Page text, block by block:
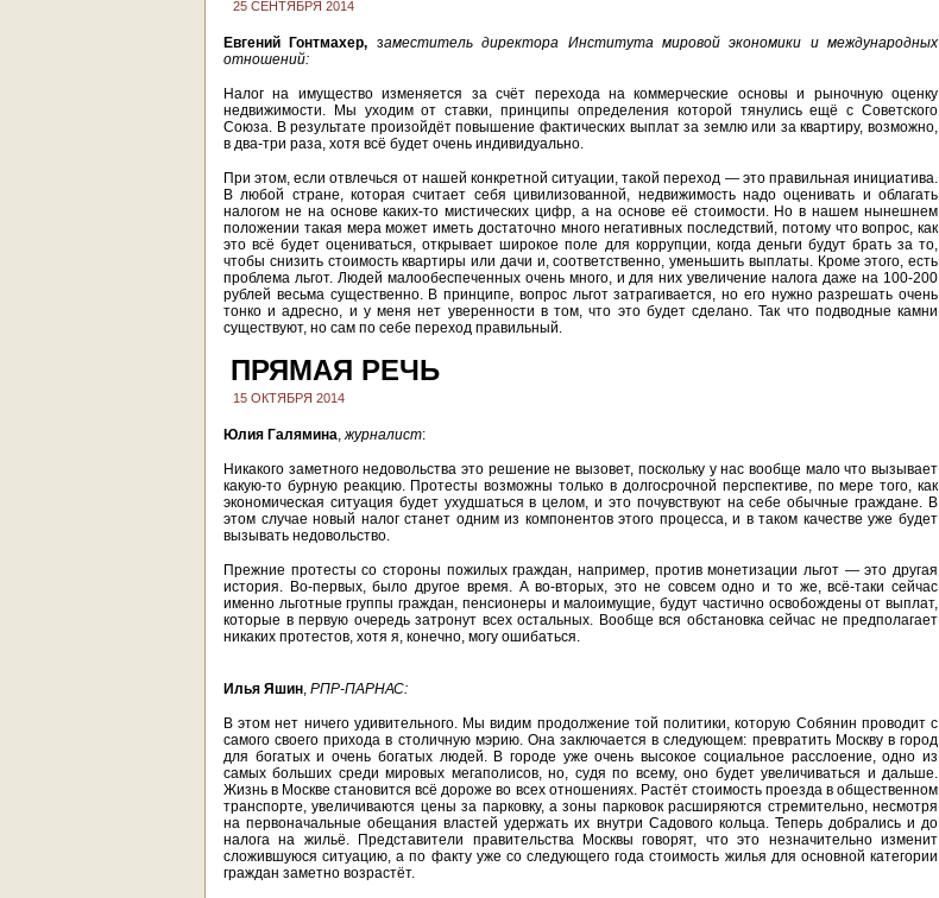
25 СЕНТЯБРЯ 2014
Евгений Гонтмахер, заместитель директора Института мировой экономики и международных
отношений:
Налог на имущество изменяется за счёт перехода на коммерческие основы и рыночную оценку
недвижимости. Мы уходим от ставки, принципы определения которой тянулись ещё с Советского
Союза. В результате произойдёт повышение фактических выплат за землю или за квартиру, возможно,
в два-три раза, хотя всё будет очень индивидуально.
При этом, если отвлечься от нашей конкретной ситуации, такой переход — это правильная инициатива.
В любой стране, которая считает себя цивилизованной, недвижимость надо оценивать и облагать
налогом не на основе каких-то мистических цифр, а на основе её стоимости. Но в нашем нынешнем
положении такая мера может иметь достаточно много негативных последствий, потому что вопрос, как
это всё будет оцениваться, открывает широкое поле для коррупции, когда деньги будут брать за то,
чтобы снизить стоимость квартиры или дачи и, соответственно, уменьшить выплаты. Кроме этого, есть
проблема льгот. Людей малообеспеченных очень много, и для них увеличение налога даже на 100-200
рублей весьма существенно. В принципе, вопрос льгот затрагивается, но его нужно разрешать очень
тонко и адресно, и у меня нет уверенности в том, что это будет сделано. Так что подводные камни
существуют, но сам по себе переход правильный.
ПРЯМАЯ РЕЧЬ
15 ОКТЯБРЯ 2014
Юлия Галямина,журналист:
Никакого заметного недовольства это решение не вызовет, поскольку у нас вообще мало что вызывает
какую-то бурную реакцию. Протесты возможны только в долгосрочной перспективе, по мере того, как
экономическая ситуация будет ухудшаться в целом, и это почувствуют на себе обычные граждане. В
этом случае новый налог станет одним из компонентов этого процесса, и в таком качестве уже будет
вызывать недовольство.
Прежние протесты со стороны пожилых граждан, например, против монетизации льгот — это другая
история. Во-первых, было другое время. А во-вторых, это не совсем одно и то же, всё-таки сейчас
именно льготные группы граждан, пенсионеры и малоимущие, будут частично освобождены от выплат,
которые в первую очередь затронут всех остальных. Вообще вся обстановка сейчас не предполагает
никаких протестов, хотя я, конечно, могу ошибаться.
Илья Яшин, РПР-ПАРНАС:
В этом нет ничего удивительного. Мы видим продолжение той политики, которую Собянин проводит с
самого своего прихода в столичную мэрию. Она заключается в следующем: превратить Москву в город
для богатых и очень богатых людей. В городе уже очень высокое социальное расслоение, одно из
самых больших среди мировых мегаполисов, но, судя по всему, оно будет увеличиваться и дальше.
Жизнь в Москве становится всё дороже во всех отношениях. Растёт стоимость проезда в общественном
транспорте, увеличиваются цены за парковку, а зоны парковок расширяются стремительно, несмотря
на первоначальные обещания властей удержать их внутри Садового кольца. Теперь добрались и до
налога на жильё. Представители правительства Москвы говорят, что это незначительно изменит
сложившуюся ситуацию, а по факту уже со следующего года стоимость жилья для основной категории
граждан заметно возрастёт.